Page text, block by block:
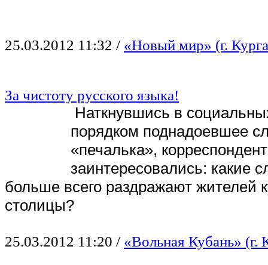
25.03.2012 11:32 / «Новый мир» (г.
За чистоту русского языка!
Наткнувшись в
порядком поднадоевшее
«печалька»,
заинтересовались: какие
больше всего раздражают жителей
столицы?
25.03.2012 11:20 / «Вольная Кубань» (г.